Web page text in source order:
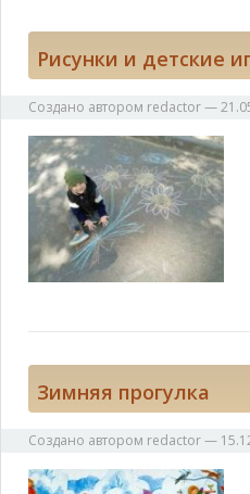
Рисунки и детские
Создано автором redactor—
Зимняя прогулка
Создано автором redactor—